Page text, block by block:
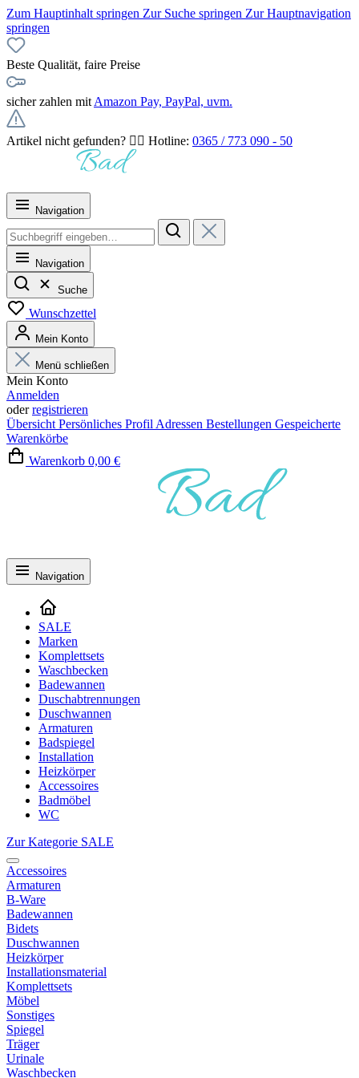
Zum Hauptinhalt springen Zur Suche springen Zur Hauptnavigation
springen
Beste Qualität, faire Preise
sicher zahlen mit Amazon Pay, PayPal, uvm.
Artikel nicht gefunden? 👉🏻 Hotline: 0365 / 773 090 - 50
Navigation
Navigation
Suche
Wunschzettel
Mein Konto
Menü schließen
Mein Konto
Anmelden
oderregistrieren
Übersicht Persönliches Profil Adressen Bestellungen Gespeicherte
Warenkörbe
Warenkorb 0,00 €
Navigation
SALE
Marken
Komplettsets
Waschbecken
Badewannen
Duschabtrennungen
Duschwannen
Armaturen
Badspiegel
Installation
Heizkörper
Accessoires
Badmöbel
WC
Zur Kategorie SALE
Accessoires
Armaturen
B-Ware
Badewannen
Bidets
Duschwannen
Heizkörper
Installationsmaterial
Komplettsets
Möbel
Sonstiges
Spiegel
Träger
Urinale
Waschbecken